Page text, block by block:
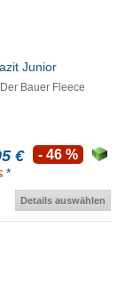
Junior
Bauer Fleece
€
*
- 46 %
Details auswählen